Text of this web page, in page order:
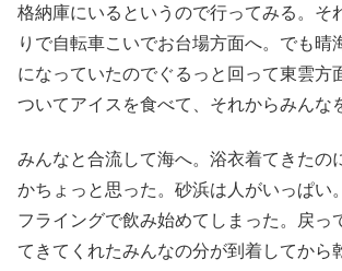
格納庫にいるというので行ってみる。そ
りで自転車こいでお台場方面へ。でも晴
になっていたのでぐるっと回って東雲方
ついてアイスを食べて、それからみんな
みんなと合流して海へ。浴衣着てきたの
かちょっと思った。砂浜は人がいっぱい
フライングで飲み始めてしまった。戻っ
てきてくれたみんなの分が到着してから